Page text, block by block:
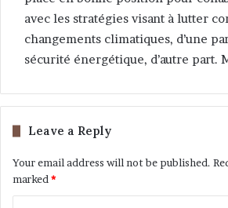
avec les stratégies visant à lutter
changements climatiques, d’une
sécurité énergétique, d’autre part.
Leave a Reply
Your email address will not be published.
marked *